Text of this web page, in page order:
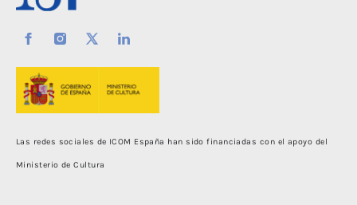
Las redes sociales de ICOM España han sido financiadas con el apoyo del
Ministerio de Cultura